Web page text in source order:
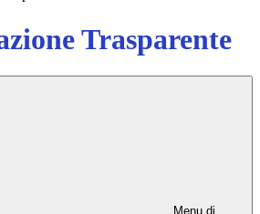
Trasparente
Menu di